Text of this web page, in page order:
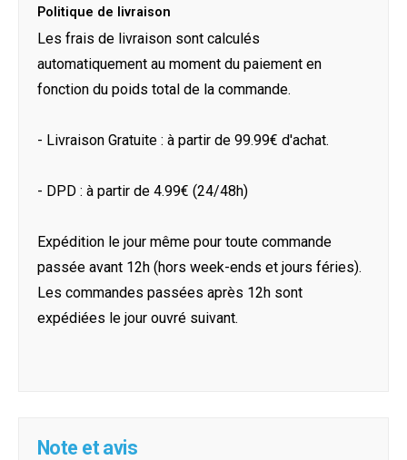
Politique de livraison
Les frais de livraison sont calculés
automatiquement au moment du paiement en
fonction du poids total de la commande.
- Livraison Gratuite : à partir de 99.99€ d'achat.
- DPD : à partir de 4.99€ (24/48h)
Expédition le jour même pour toute commande
passée avant 12h (hors week-ends et jours féries).
Les commandes passées après 12h sont
expédiées le jour ouvré suivant.
Note et avis